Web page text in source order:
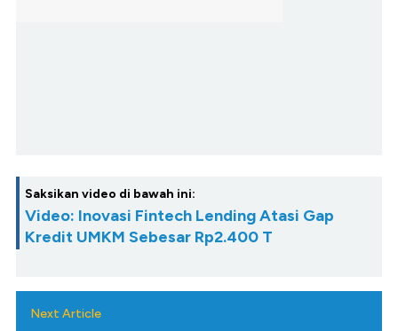
Saksikan video di bawah ini:
Video: Inovasi Fintech Lending Atasi Gap
Kredit UMKM Sebesar Rp2.400 T
Next Article